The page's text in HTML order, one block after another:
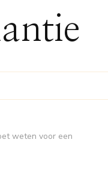
weten voor een